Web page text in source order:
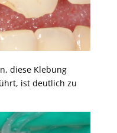
diese Klebung
ist deutlich zu